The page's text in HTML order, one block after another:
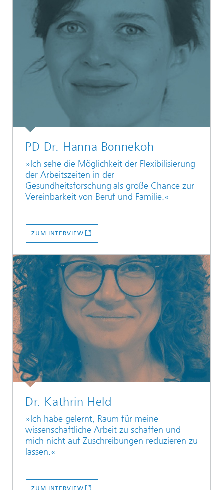
PD Dr. Hanna Bonnekoh
»Ich sehe die Möglichkeit der Flexibilisierung
der Arbeitszeiten in der
Gesundheitsforschung als große Chance zur
Vereinbarkeit von Beruf und Familie.«
ZUM INTERVIEW
Dr. Kathrin Held
»Ich habe gelernt, Raum für meine
wissenschaftliche Arbeit zu schaffen und
mich nicht auf Zuschreibungen reduzieren zu
lassen.«
ZUM INTERVIEW